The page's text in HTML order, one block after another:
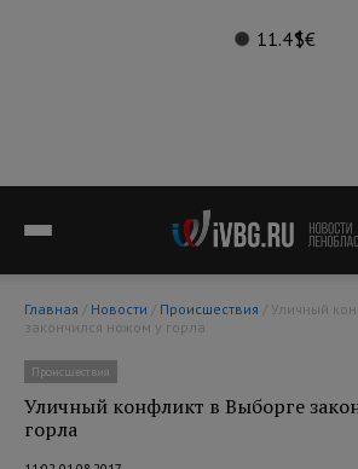
11.4°$€
Главная / Новости / Происшествия
закончился ножом у горла
Происшествия
Уличный конфликт в Выборге
горла